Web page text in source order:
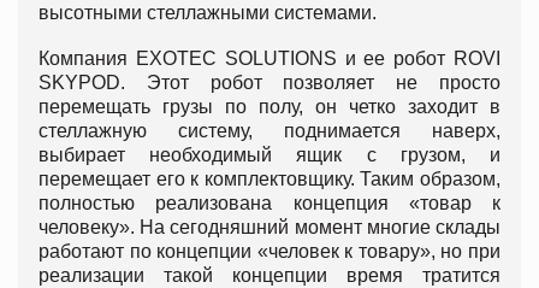
высотными стеллажными системами.
Компания EXOTEC SOLUTIONS и ее робот ROVI
SKYPOD. Этот робот позволяет не просто
перемещать грузы по полу, он четко заходит в
стеллажную систему, поднимается наверх,
выбирает необходимый ящик с грузом, и
перемещает его к комплектовщику. Таким образом,
полностью реализована концепция «товар к
человеку». На сегодняшний момент многие склады
работают по концепции «человек к товару», но при
реализации такой концепции время тратится